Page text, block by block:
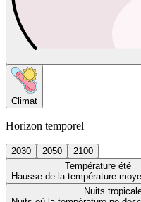
Climat
Horizon temporel
2030 2050
2100
Température été
Hausse de la température
Nuits